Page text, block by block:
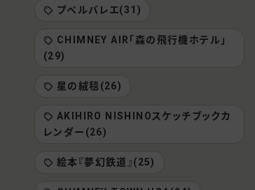
プペルバレエ(31)
CHIMNEY AIR「森の飛行機ホテル」
(29)
星の絨毯(26)
AKIHIRO NISHINOスケッチブックカ
レンダー(26)
絵本『夢幻鉄道』(25)